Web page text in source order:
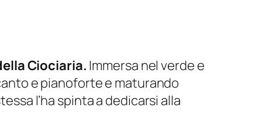
Ciociaria. Immersa nel verde e
e pianoforte e maturando
l’ha spinta a dedicarsi alla